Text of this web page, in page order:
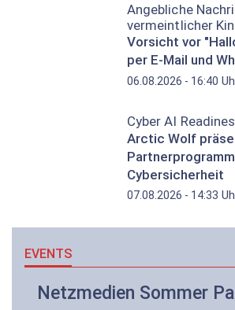
Angebliche
vermeintlicher
Vorsicht vor
per E-Mail und
06.08.2026 - 16:40
Cyber AI
Arctic Wolf
Cybersicherheit
07.08.2026 - 14:33
EVENTS
Netzmedien Sommer